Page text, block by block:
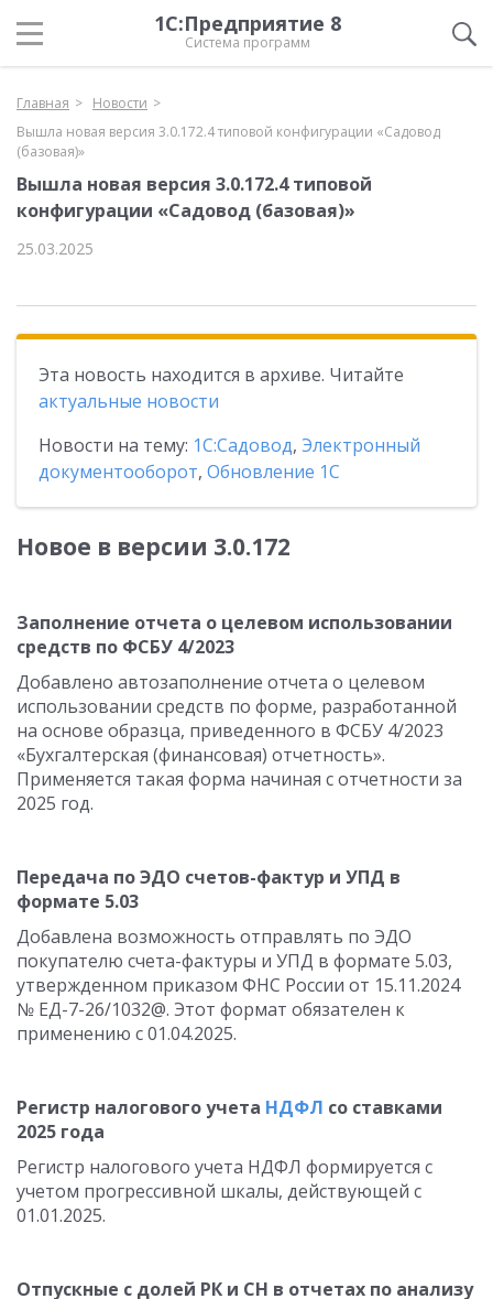
1С:Предприятие 8
Система программ
Главная
Новости
Вышла новая версия 3.0.172.4 типовой конфигурации «Садовод
(базовая)»
Вышла новая версия 3.0.172.4 типовой
конфигурации «Садовод (базовая)»
25.03.2025
Эта новость находится в архиве. Читайте
актуальные новости
Новости на тему: 1С:Садовод, Электронный
документооборот, Обновление 1С
Новое в версии 3.0.172
Заполнение отчета о целевом использовании
средств по ФСБУ 4/2023
Добавлено автозаполнение отчета о целевом
использовании средств по форме, разработанной
на основе образца, приведенного в ФСБУ 4/2023
«Бухгалтерская (финансовая) отчетность».
Применяется такая форма начиная с отчетности за
2025 год.
Передача по ЭДО счетов-фактур и УПД в
формате 5.03
Добавлена возможность отправлять по ЭДО
покупателю счета-фактуры и УПД в формате 5.03,
утвержденном приказом ФНС России от 15.11.2024
№ ЕД-7-26/1032@. Этот формат обязателен к
применению с 01.04.2025.
Регистр налогового учета НДФЛ со ставками
2025 года
Регистр налогового учета НДФЛ формируется с
учетом прогрессивной шкалы, действующей с
01.01.2025.
Отпускные с долей РК и СН в отчетах по анализу